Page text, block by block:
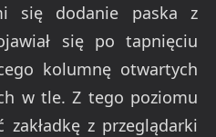
się dodanie paska z
się po tapnięciu
kolumnę otwartych
w tle. Z tego poziomu
zakładkę z przeglądarki